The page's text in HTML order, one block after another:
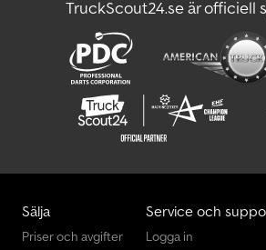
Transportteknik För Jordbruk
Vågar Och Vägningsutrustning.
TruckScout24.se är officiell
Sälja
Priser och avgifter
Service och
Logga in